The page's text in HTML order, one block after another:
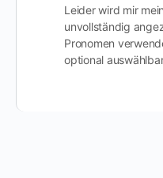
Leider wird mir
unvollständig
Pronomen
optional